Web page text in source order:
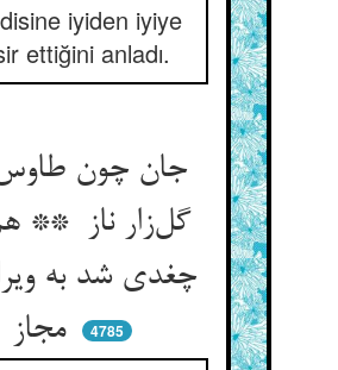
iyiden iyiye
ettiğini anladı.
جان چون
گل‌زار ناز **
چغدی شد به
مجاز
4785